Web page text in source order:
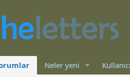
Neler yeni